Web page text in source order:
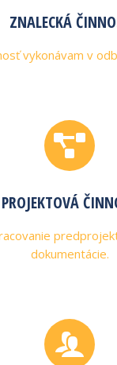
ZNALECKÁ
vykonávam v
PROJEKTOVÁ
dokumentácie.